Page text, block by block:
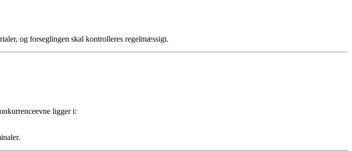
og forseglingen skal kontrolleres regelmæssigt.
ligger i: